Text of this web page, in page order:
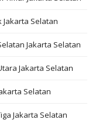
Jakarta Selatan
Jakarta Selatan
Jakarta Selatan
Selatan
Jakarta Selatan